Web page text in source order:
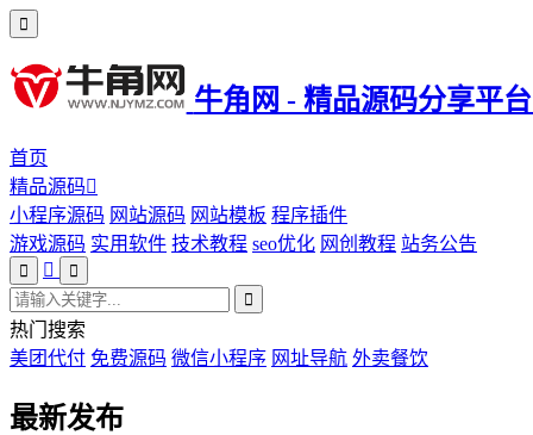
牛角网 - 精品源码分享平
首页
精品源码
小程序源码 网站源码 网站模板 程序插件
游戏源码 实用软件 技术教程 seo优化 网创教程 站务公告
热门搜索
美团代付 免费源码 微信小程序 网址导航 外卖餐饮
最新发布